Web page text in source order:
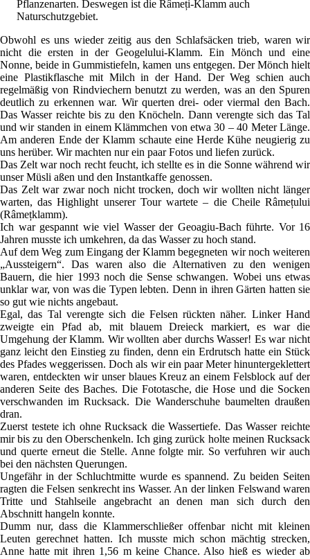
Pflanzenarten. Deswegen ist die Râmeți-Klamm auch
Naturschutzgebiet.
Obwohl es uns wieder zeitig aus den Schlafsäcken trieb, waren wir
nicht die ersten in der Geogelului-Klamm. Ein Mönch und eine
Nonne, beide in Gummistiefeln, kamen uns entgegen. Der Mönch hielt
eine Plastikflasche mit Milch in der Hand. Der Weg schien auch
regelmäßig von Rindviechern benutzt zu werden, was an den Spuren
deutlich zu erkennen war. Wir querten drei- oder viermal den Bach.
Das Wasser reichte bis zu den Knöcheln. Dann verengte sich das Tal
und wir standen in einem Klämmchen von etwa 30 – 40 Meter Länge.
Am anderen Ende der Klamm schaute eine Herde Kühe neugierig zu
uns herüber. Wir machten nur ein paar Fotos und liefen zurück.
Das Zelt war noch recht feucht, ich stellte es in die Sonne während wir
unser Müsli aßen und den Instantkaffe genossen.
Das Zelt war zwar noch nicht trocken, doch wir wollten nicht länger
warten, das Highlight unserer Tour wartete – die Cheile Râmețului
(Râmețklamm).
Ich war gespannt wie viel Wasser der Geoagiu-Bach führte. Vor 16
Jahren musste ich umkehren, da das Wasser zu hoch stand.
Auf dem Weg zum Eingang der Klamm begegneten wir noch weiteren
„Aussteigern“. Das waren also die Alternativen zu den wenigen
Bauern, die hier 1993 noch die Sense schwangen. Wobei uns etwas
unklar war, von was die Typen lebten. Denn in ihren Gärten hatten sie
so gut wie nichts angebaut.
Egal, das Tal verengte sich die Felsen rückten näher. Linker Hand
zweigte ein Pfad ab, mit blauem Dreieck markiert, es war die
Umgehung der Klamm. Wir wollten aber durchs Wasser! Es war nicht
ganz leicht den Einstieg zu finden, denn ein Erdrutsch hatte ein Stück
des Pfades weggerissen. Doch als wir ein paar Meter hinuntergeklettert
waren, entdeckten wir unser blaues Kreuz an einem Felsblock auf der
anderen Seite des Baches. Die Fototasche, die Hose und die Socken
verschwanden im Rucksack. Die Wanderschuhe baumelten draußen
dran.
Zuerst testete ich ohne Rucksack die Wassertiefe. Das Wasser reichte
mir bis zu den Oberschenkeln. Ich ging zurück holte meinen Rucksack
und querte erneut die Stelle. Anne folgte mir. So verfuhren wir auch
bei den nächsten Querungen.
Ungefähr in der Schluchtmitte wurde es spannend. Zu beiden Seiten
ragten die Felsen senkrecht ins Wasser. An der linken Felswand waren
Tritte und Stahlseile angebracht an denen man sich durch den
Abschnitt hangeln konnte.
Dumm nur, dass die Klammerschließer offenbar nicht mit kleinen
Leuten gerechnet hatten. Ich musste mich schon mächtig strecken,
Anne hatte mit ihren 1,56 m keine Chance. Also hieß es wieder ab